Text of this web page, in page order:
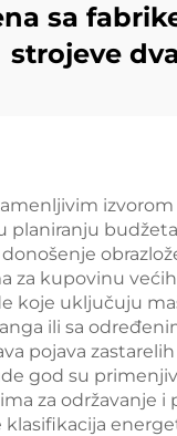
sa
strojeve
izvorom
planiranju
kupovinu
koje uključuju
ili sa
pojava
god su
za održavanje i